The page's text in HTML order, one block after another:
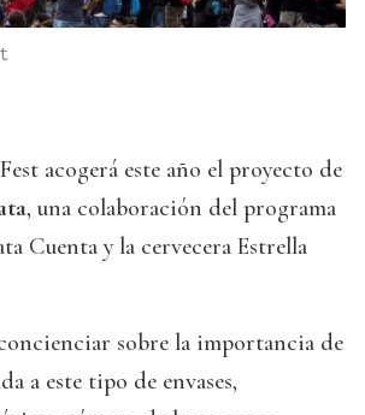
acogerá este año el proyecto de
, una colaboración del programa
Cuenta y la cervecera Estrella
sobre la importancia de
a este tipo de envases,